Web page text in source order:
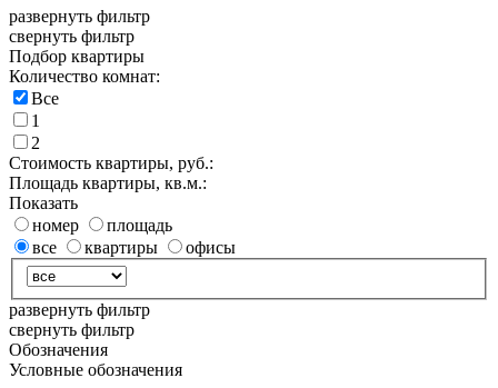
развернуть фильтр
свернуть фильтр
Подбор квартиры
Количество комнат:
Все
1
2
Стоимость квартиры, руб.:
Площадь квартиры, кв.м.:
Показать
номер
площадь
все
квартиры офисы
развернуть фильтр
свернуть фильтр
Обозначения
Условные обозначения